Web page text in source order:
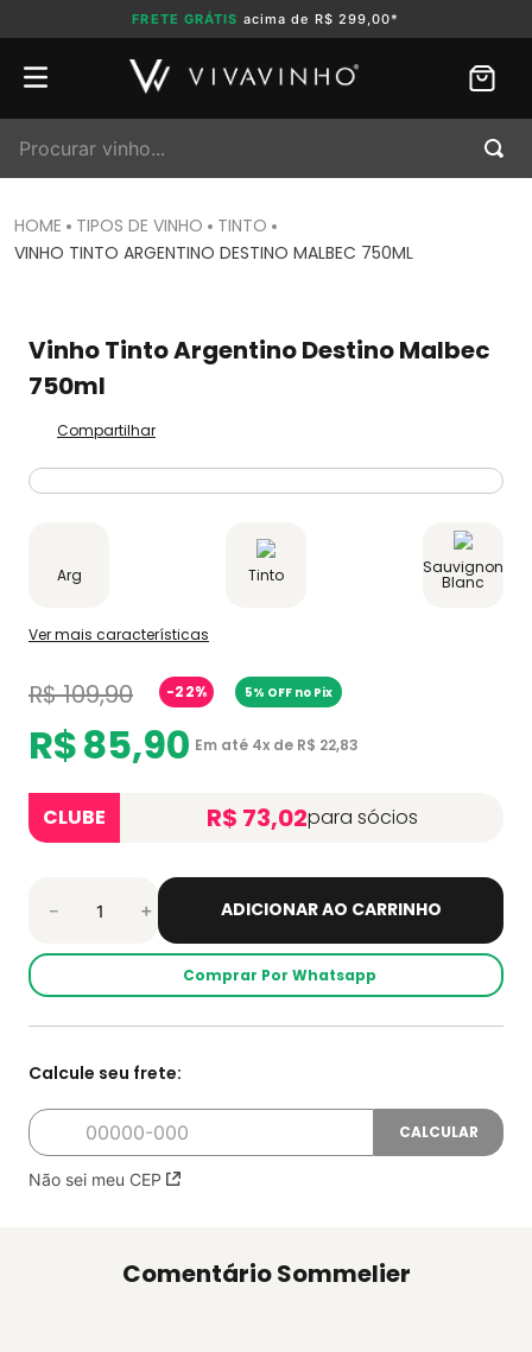
FRETE GRÁTIS acima de R$ 299,00*
TIPOS DE VINHO
TINTO
VINHO TINTO ARGENTINO DESTINO MALBEC 750ML
Vinho Tinto Argentino Destino Malbec
750ml
Compartilhar
Arg Tinto Sauvignon
Blanc
Ver mais características
R$109,90 -22% 5% OFF no Pix
R$85,90 Em até 4x de R$ 22,83
CLUBE R$ 73,02para sócios
＋
－ ADICIONAR AO CARRINHO
Comprar Por Whatsapp
Não sei meu CEP
Comentário Sommelier